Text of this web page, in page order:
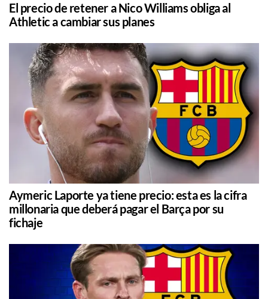
El precio de retener a Nico Williams obliga al
Athletic a cambiar sus planes
Aymeric Laporte ya tiene precio: esta es la cifra
millonaria que deberá pagar el Barça por su
fichaje